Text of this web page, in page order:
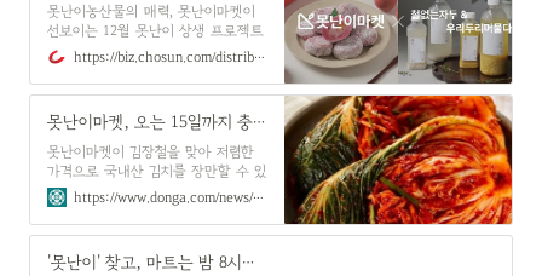
못난이농산물의 매력, 못난이마켓이
선보이는 12월 못난이 상생 프로젝트
https://biz.chosun.com/distribution/food/2023/12/18/5EEVH75SAZA6TOV2QHLIB2HUOA/?utm_source=naver&utm_medium=original&utm_campaign=biz
못난이마켓, 오는 15일까지 충북 ‘어쩌다 못난이 김치’ 특가 판매
못난이마켓이 김장철을 맞아 저렴한
가격으로 국내산 김치를 장만할 수 있
도록 충청북도 김치브랜드 ‘어쩌다 못
난이 김치’와 협업, 오는 15일까지 특
가판매를 진행한다고 밝혔다. …
https://www.donga.com/news/Culture/article/all/20231110/122120427/1
'못난이' 찾고, 마트는 밤 8시에 간다…고물가 속 뜨는 '짠테크' 팁 | 중앙일보